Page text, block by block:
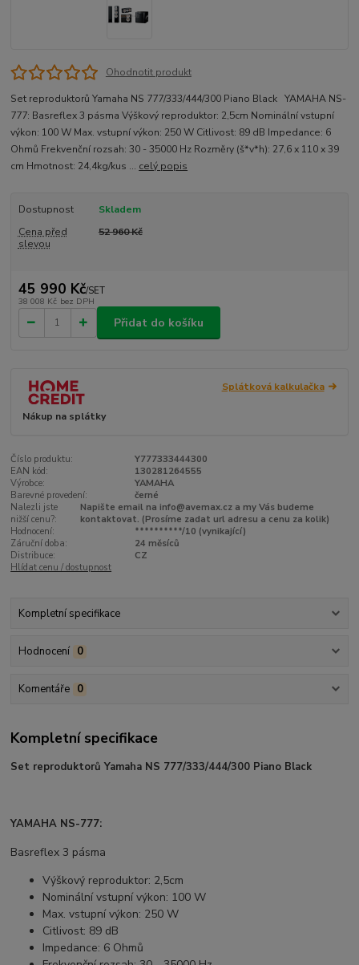
Ohodnotit produkt
Set reproduktorů Yamaha NS 777/333/444/300 Piano Black YAMAHA NS-
777: Basreflex 3 pásma Výškový reproduktor: 2,5cm Nominální vstupní
výkon: 100 W Max. vstupní výkon: 250 W Citlivost: 89 dB Impedance: 6
Ohmů Frekvenční rozsah: 30 - 35000 Hz Rozměry (š*v*h): 27,6 x 110 x 39
cm Hmotnost: 24,4kg/kus ... celý popis
Dostupnost
Skladem
Cena před
slevou
52 960 Kč
45 990 Kč/SET
38 008 Kč bez DPH
Přidat do košíku
Splátková kalkulačka
Nákup na splátky
Číslo produktu:
Y777333444300
EAN kód:
130281264555
Výrobce:
YAMAHA
Barevné provedení:
černé
Nalezli jste
nižší cenu?:
Napište email na info@avemax.cz a my Vás budeme
kontaktovat. (Prosíme zadat url adresu a cenu za kolik)
Hodnocení:
**********/10 (vynikající)
Záruční doba:
24 měsíců
Distribuce:
CZ
Hlídat cenu / dostupnost
Kompletní specifikace
Hodnocení 0
Komentáře 0
Kompletní specifikace
Set reproduktorů Yamaha NS 777/333/444/300 Piano Black
YAMAHA NS-777:
Basreflex 3 pásma
Výškový reproduktor: 2,5cm
Nominální vstupní výkon: 100 W
Max. vstupní výkon: 250 W
Citlivost: 89 dB
Impedance: 6 Ohmů